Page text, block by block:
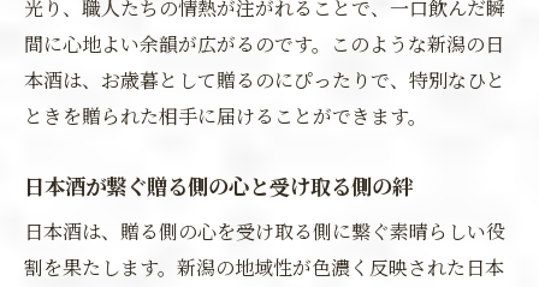
光り、職人たちの情熱が注がれることで、一口飲んだ瞬
間に心地よい余韻が広がるのです。このような新潟の日
本酒は、お歳暮として贈るのにぴったりで、特別なひと
ときを贈られた相手に届けることができます。
日本酒が繋ぐ贈る側の心と受け取る側の絆
日本酒は、贈る側の心を受け取る側に繋ぐ素晴らしい役
割を果たします。新潟の地域性が色濃く反映された日本